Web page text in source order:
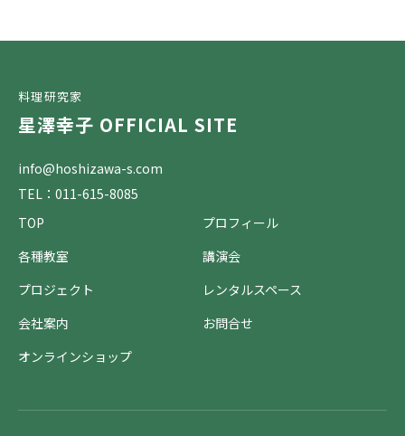
料理研究家
星澤幸子 OFFICIAL SITE
info@hoshizawa-s.com
TEL：011-615-8085
TOP
プロフィール
各種教室
講演会
プロジェクト
レンタルスペース
会社案内
お問合せ
オンラインショップ